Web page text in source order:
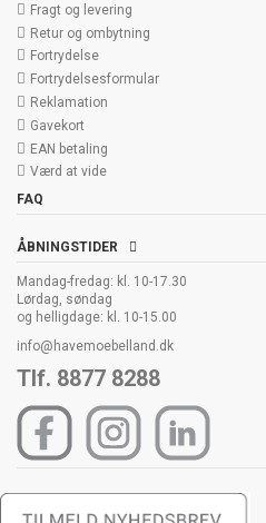
Fragt og levering
Retur og ombytning
Fortrydelse
Fortrydelsesformular
Reklamation
Gavekort
EAN betaling
Værd at vide
FAQ
ÅBNINGSTIDER
Mandag-fredag: kl. 10-17.30
Lørdag, søndag
og helligdage: kl. 10-15.00
info@havemoebelland.dk
Tlf. 8877 8288